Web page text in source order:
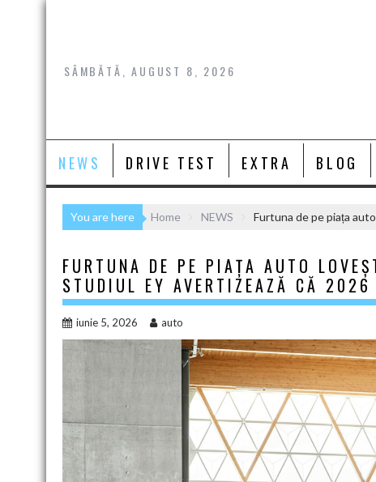
Skip
SÂMBĂTĂ, AUGUST 8, 2026
NEWS DRIVE TEST EXTRA BLOG
You are here Home NEWS Furtuna de pe piața
FURTUNA DE PE PIAȚA AUTO
STUDIUL EY AVERTIZEAZĂ CĂ
iunie 5, 2026 auto